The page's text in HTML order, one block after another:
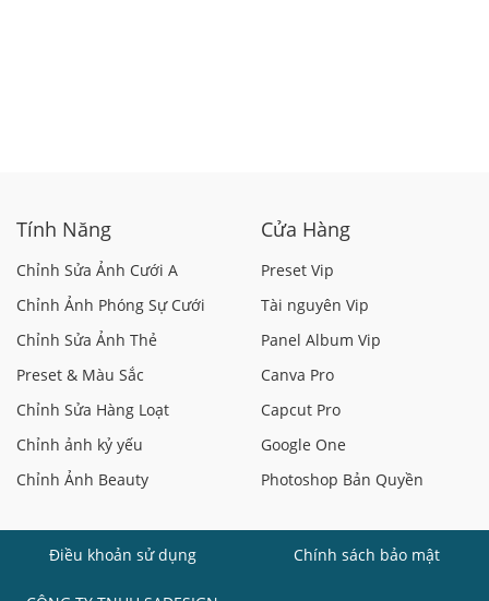
Tính Năng
Chỉnh Sửa Ảnh Cưới A
Chỉnh Ảnh Phóng Sự Cưới
Chỉnh Sửa Ảnh Thẻ
Preset & Màu Sắc
Chỉnh Sửa Hàng Loạt
Chỉnh ảnh kỷ yếu
Chỉnh Ảnh Beauty
Cửa Hàng
Preset Vip
Tài nguyên Vip
Panel Album Vip
Canva Pro
Capcut Pro
Google One
Photoshop Bản Quyền
Điều khoản sử dụng Chính sách bảo mật